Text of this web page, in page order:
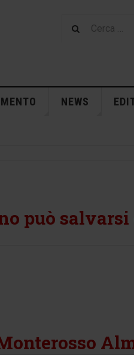
NEWS
può salvarsi